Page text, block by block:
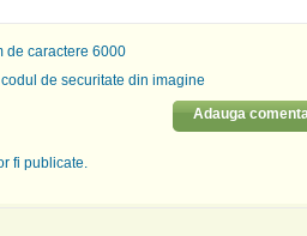
de caractere 6000
codul de securitate din imagine
Adauga
fi publicate.